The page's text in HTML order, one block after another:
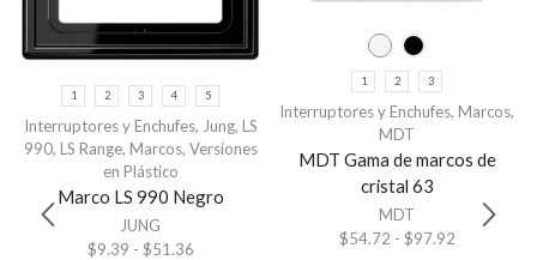
1 2 3 4 5
Interruptores y Enchufes, Jung, LS
990, LS Range, Marcos, Versiones
en Plástico
Marco LS 990 Negro
JUNG
$9.39 - $51.36
1 2 3
Interruptores y Enchufes, Marcos,
MDT
MDT Gama de marcos de
cristal 63
MDT
$54.72 - $97.92